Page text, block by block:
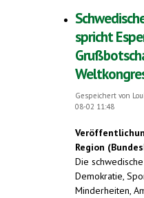
spricht
Gespeichert von
08-02 11:48
Region
Die
Demokratie,
Minderheiten,